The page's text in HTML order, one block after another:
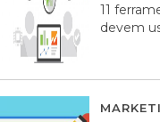
11
devem